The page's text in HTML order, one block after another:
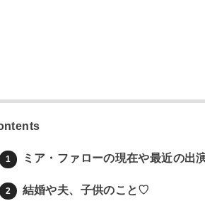
1 ミア・ファローの現在や最近の出
2 結婚や夫、子供のこと♡